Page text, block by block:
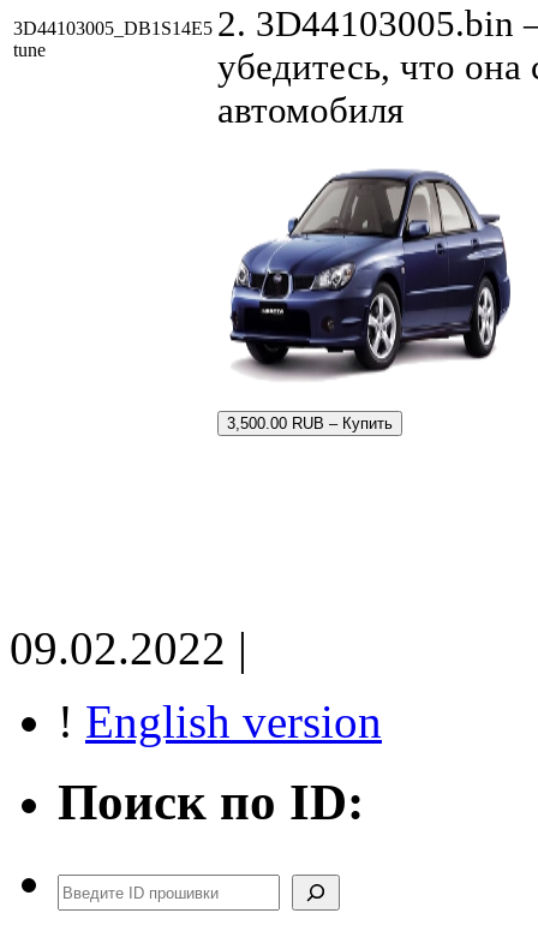
3D44103005_DB1S14E5
tune
2. 3D44103005.bin
убедитесь, что она
автомобиля
3,500.00 RUB – Купить
09.02.2022 |
! English version
Поиск по ID:
Поиск